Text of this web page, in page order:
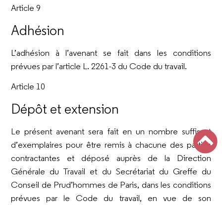
Article 9
Adhésion
L’adhésion à l’avenant se fait dans les conditions
prévues par l’article L. 2261-3 du Code du travail.
Article 10
Dépôt et extension
Le présent avenant sera fait en un nombre suffisant
d’exemplaires pour être remis à chacune des parties
contractantes et déposé auprès de la Direction
Générale du Travail et du Secrétariat du Greffe du
Conseil de Prud’hommes de Paris, dans les conditions
prévues par le Code du travail, en vue de son